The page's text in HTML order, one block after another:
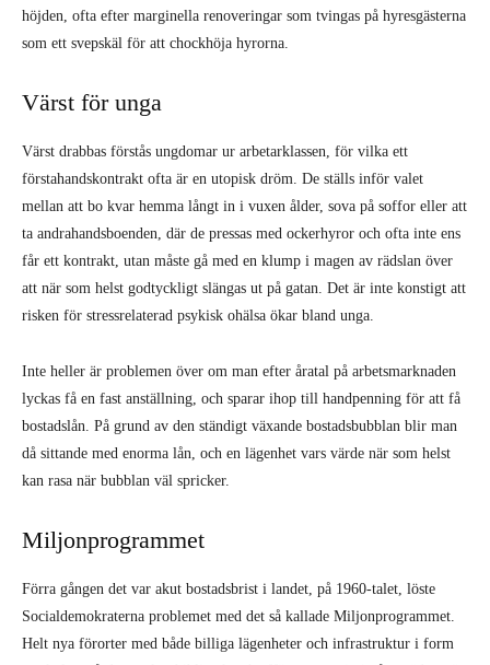
höjden, ofta efter marginella renoveringar som tvingas på hyresgästerna
som ett svepskäl för att chockhöja hyrorna.
Värst för unga
Värst drabbas förstås ungdomar ur arbetarklassen, för vilka ett
förstahandskontrakt ofta är en utopisk dröm. De ställs inför valet
mellan att bo kvar hemma långt in i vuxen ålder, sova på soffor eller att
ta andrahandsboenden, där de pressas med ockerhyror och ofta inte ens
får ett kontrakt, utan måste gå med en klump i magen av rädslan över
att när som helst godtyckligt slängas ut på gatan. Det är inte konstigt att
risken för stressrelaterad psykisk ohälsa ökar bland unga.
Inte heller är problemen över om man efter åratal på arbetsmarknaden
lyckas få en fast anställning, och sparar ihop till handpenning för att få
bostadslån. På grund av den ständigt växande bostadsbubblan blir man
då sittande med enorma lån, och en lägenhet vars värde när som helst
kan rasa när bubblan väl spricker.
Miljonprogrammet
Förra gången det var akut bostadsbrist i landet, på 1960-talet, löste
Socialdemokraterna problemet med det så kallade Miljonprogrammet.
Helt nya förorter med både billiga lägenheter och infrastruktur i form